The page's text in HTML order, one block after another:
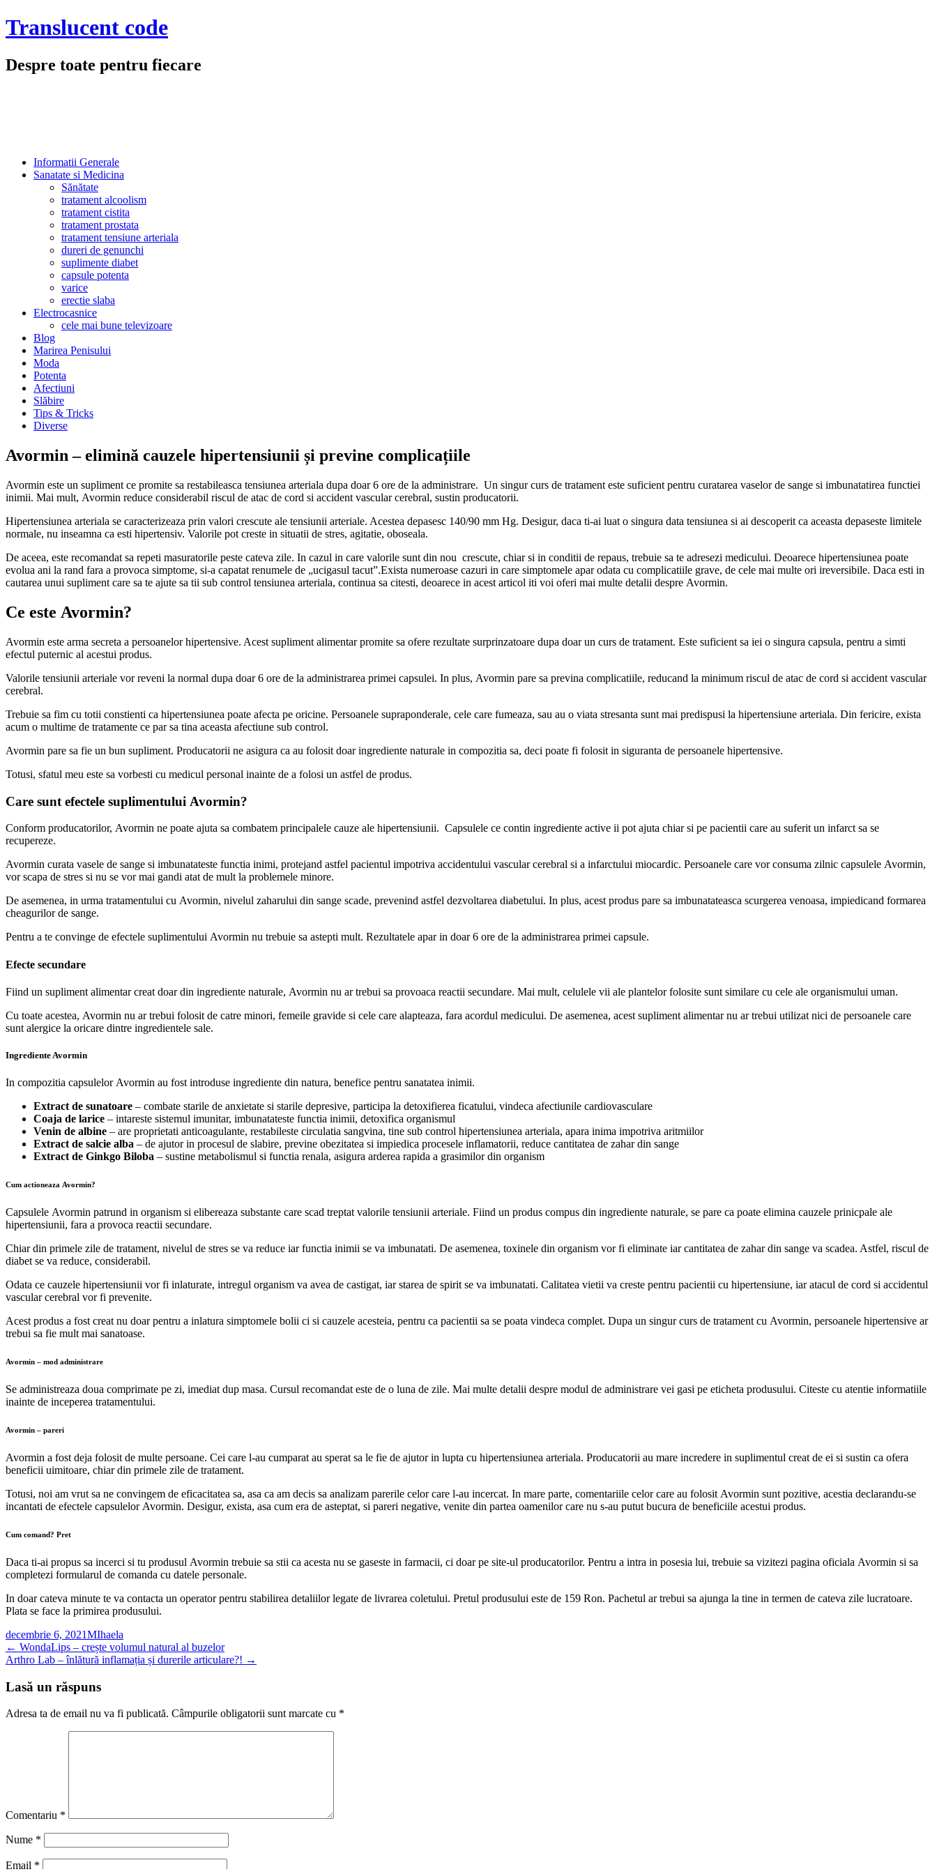
Translucent code
Despre toate pentru fiecare
Meniu
Informatii Generale
Sanatate si Medicina
Sănătate
tratament alcoolism
tratament cistita
tratament prostata
tratament tensiune arteriala
dureri de genunchi
suplimente diabet
capsule potenta
varice
erectie slaba
Electrocasnice
cele mai bune televizoare
Blog
Marirea Penisului
Moda
Potenta
Afectiuni
Slăbire
Tips & Tricks
Diverse
Avormin – elimină cauzele hipertensiunii și previne complicațiile
Avormin este un supliment ce promite sa restabileasca tensiunea arteriala dupa doar 6 ore de la administrare. Un singur curs de tratament este suficient pentru curatarea vaselor de sange si imbunatatirea functiei
inimii. Mai mult, Avormin reduce considerabil riscul de atac de cord si accident vascular cerebral, sustin producatorii.
Hipertensiunea arteriala se caracterizeaza prin valori crescute ale tensiunii arteriale. Acestea depasesc 140/90 mm Hg. Desigur, daca ti-ai luat o singura data tensiunea si ai descoperit ca aceasta depaseste limitele
normale, nu inseamna ca esti hipertensiv. Valorile pot creste in situatii de stres, agitatie, oboseala.
De aceea, este recomandat sa repeti masuratorile peste cateva zile. In cazul in care valorile sunt din nou crescute, chiar si in conditii de repaus, trebuie sa te adresezi medicului. Deoarece hipertensiunea poate
evolua ani la rand fara a provoca simptome, si-a capatat renumele de „ucigasul tacut”.Exista numeroase cazuri in care simptomele apar odata cu complicatiile grave, de cele mai multe ori ireversibile. Daca esti in
cautarea unui supliment care sa te ajute sa tii sub control tensiunea arteriala, continua sa citesti, deoarece in acest articol iti voi oferi mai multe detalii despre Avormin.
Ce este Avormin?
Avormin este arma secreta a persoanelor hipertensive. Acest supliment alimentar promite sa ofere rezultate surprinzatoare dupa doar un curs de tratament. Este suficient sa iei o singura capsula, pentru a simti
efectul puternic al acestui produs.
Valorile tensiunii arteriale vor reveni la normal dupa doar 6 ore de la administrarea primei capsulei. In plus, Avormin pare sa previna complicatiile, reducand la minimum riscul de atac de cord si accident vascular
cerebral.
Trebuie sa fim cu totii constienti ca hipertensiunea poate afecta pe oricine. Persoanele supraponderale, cele care fumeaza, sau au o viata stresanta sunt mai predispusi la hipertensiune arteriala. Din fericire, exista
acum o multime de tratamente ce par sa tina aceasta afectiune sub control.
Avormin pare sa fie un bun supliment. Producatorii ne asigura ca au folosit doar ingrediente naturale in compozitia sa, deci poate fi folosit in siguranta de persoanele hipertensive.
Totusi, sfatul meu este sa vorbesti cu medicul personal inainte de a folosi un astfel de produs.
Care sunt efectele suplimentului Avormin?
Conform producatorilor, Avormin ne poate ajuta sa combatem principalele cauze ale hipertensiunii. Capsulele ce contin ingrediente active ii pot ajuta chiar si pe pacientii care au suferit un infarct sa se
recupereze.
Avormin curata vasele de sange si imbunatateste functia inimi, protejand astfel pacientul impotriva accidentului vascular cerebral si a infarctului miocardic. Persoanele care vor consuma zilnic capsulele Avormin,
vor scapa de stres si nu se vor mai gandi atat de mult la problemele minore.
De asemenea, in urma tratamentului cu Avormin, nivelul zaharului din sange scade, prevenind astfel dezvoltarea diabetului. In plus, acest produs pare sa imbunatateasca scurgerea venoasa, impiedicand formarea
cheagurilor de sange.
Pentru a te convinge de efectele suplimentului Avormin nu trebuie sa astepti mult. Rezultatele apar in doar 6 ore de la administrarea primei capsule.
Efecte secundare
Fiind un supliment alimentar creat doar din ingrediente naturale, Avormin nu ar trebui sa provoaca reactii secundare. Mai mult, celulele vii ale plantelor folosite sunt similare cu cele ale organismului uman.
Cu toate acestea, Avormin nu ar trebui folosit de catre minori, femeile gravide si cele care alapteaza, fara acordul medicului. De asemenea, acest supliment alimentar nu ar trebui utilizat nici de persoanele care
sunt alergice la oricare dintre ingredientele sale.
Ingrediente Avormin
In compozitia capsulelor Avormin au fost introduse ingrediente din natura, benefice pentru sanatatea inimii.
Extract de sunatoare – combate starile de anxietate si starile depresive, participa la detoxifierea ficatului, vindeca afectiunile cardiovasculare
Coaja de larice – intareste sistemul imunitar, imbunatateste functia inimii, detoxifica organismul
Venin de albine – are proprietati anticoagulante, restabileste circulatia sangvina, tine sub control hipertensiunea arteriala, apara inima impotriva aritmiilor
Extract de salcie alba – de ajutor in procesul de slabire, previne obezitatea si impiedica procesele inflamatorii, reduce cantitatea de zahar din sange
Extract de Ginkgo Biloba – sustine metabolismul si functia renala, asigura arderea rapida a grasimilor din organism
Cum actioneaza Avormin?
Capsulele Avormin patrund in organism si elibereaza substante care scad treptat valorile tensiunii arteriale. Fiind un produs compus din ingrediente naturale, se pare ca poate elimina cauzele prinicpale ale
hipertensiunii, fara a provoca reactii secundare.
Chiar din primele zile de tratament, nivelul de stres se va reduce iar functia inimii se va imbunatati. De asemenea, toxinele din organism vor fi eliminate iar cantitatea de zahar din sange va scadea. Astfel, riscul de
diabet se va reduce, considerabil.
Odata ce cauzele hipertensiunii vor fi inlaturate, intregul organism va avea de castigat, iar starea de spirit se va imbunatati. Calitatea vietii va creste pentru pacientii cu hipertensiune, iar atacul de cord si accidentul
vascular cerebral vor fi prevenite.
Acest produs a fost creat nu doar pentru a inlatura simptomele bolii ci si cauzele acesteia, pentru ca pacientii sa se poata vindeca complet. Dupa un singur curs de tratament cu Avormin, persoanele hipertensive ar
trebui sa fie mult mai sanatoase.
Avormin – mod administrare
Se administreaza doua comprimate pe zi, imediat dup masa. Cursul recomandat este de o luna de zile. Mai multe detalii despre modul de administrare vei gasi pe eticheta produsului. Citeste cu atentie informatiile
inainte de inceperea tratamentului.
Avormin – pareri
Avormin a fost deja folosit de multe persoane. Cei care l-au cumparat au sperat sa le fie de ajutor in lupta cu hipertensiunea arteriala. Producatorii au mare incredere in suplimentul creat de ei si sustin ca ofera
beneficii uimitoare, chiar din primele zile de tratament.
Totusi, noi am vrut sa ne convingem de eficacitatea sa, asa ca am decis sa analizam parerile celor care l-au incercat. In mare parte, comentariile celor care au folosit Avormin sunt pozitive, acestia declarandu-se
incantati de efectele capsulelor Avormin. Desigur, exista, asa cum era de asteptat, si pareri negative, venite din partea oamenilor care nu s-au putut bucura de beneficiile acestui produs.
Cum comand? Pret
Daca ti-ai propus sa incerci si tu produsul Avormin trebuie sa stii ca acesta nu se gaseste in farmacii, ci doar pe site-ul producatorilor. Pentru a intra in posesia lui, trebuie sa vizitezi pagina oficiala Avormin si sa
completezi formularul de comanda cu datele personale.
In doar cateva minute te va contacta un operator pentru stabilirea detaliilor legate de livrarea coletului. Pretul produsului este de 159 Ron. Pachetul ar trebui sa ajunga la tine in termen de cateva zile lucratoare.
Plata se face la primirea produsului.
decembrie 6, 2021MIhaela
Navigare
articol
← WondaLips – crește volumul natural al buzelor
Arthro Lab – înlătură inflamația și durerile articulare?! →
Lasă un răspuns
Adresa ta de email nu va fi publicată. Câmpurile obligatorii sunt marcate cu *
Comentariu *
Nume *
Email *